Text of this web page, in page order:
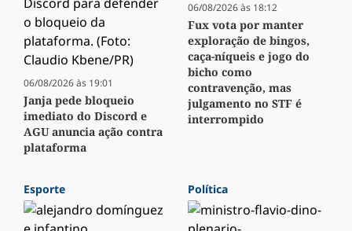
06/08/2026 às 19:01
Janja pede bloqueio
imediato do Discord e
AGU anuncia ação contra
plataforma
06/08/2026 às 18:12
Fux vota por manter
exploração de bingos,
caça-níqueis e jogo do
bicho como
contravenção, mas
julgamento no STF é
interrompido
Esporte Política